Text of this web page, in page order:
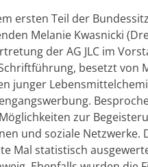
ers­ten Teil der
Me­la­nie Kwas­ni­cki
der AG JLC im
be­setzt von
jun­ger
zur
und so­zia­le
Mal sta­tis­tisch